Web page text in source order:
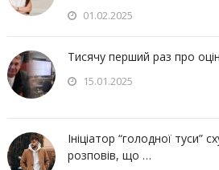
01.02.2025
Тисячу перший раз про
15.01.2025
Ініціатор “голодної туси”
розповів, що …